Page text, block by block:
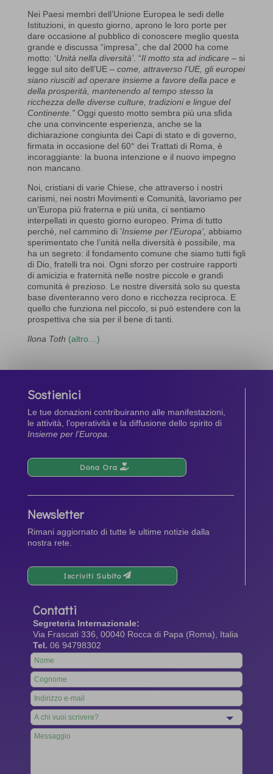
Nei Paesi membri dell’Unione Europea le sedi delle
Istituzioni, in questo giorno, aprono le loro porte per
dare occasione al pubblico di conoscere meglio questa
grande e discussa “impresa”, che dal 2000 ha come
motto: ‘Unità nella diversità’. “Il motto sta ad indicare– si
legge sul sito dell’UE – come, attraverso l’UE, gli europei
siano riusciti ad operare insieme a favore della pace e
della prosperità, mantenendo al tempo stesso la
ricchezza delle diverse culture, tradizioni e lingue del
Continente.”Oggi questo motto sembra più una sfida
che una convincente esperienza, anche se la
dichiarazione congiunta dei Capi di stato e di governo,
firmata in occasione del 60° dei Trattati di Roma, è
incoraggiante: la buona intenzione e il nuovo impegno
non mancano.
Noi, cristiani di varie Chiese, che attraverso i nostri
carismi, nei nostri Movimenti e Comunità, lavoriamo per
un’Europa più fraterna e più unita, ci sentiamo
interpellati in questo giorno europeo. Prima di tutto
perché, nel cammino di ’Insieme per l’Europa’, abbiamo
sperimentato che l’unità nella diversità è possibile, ma
ha un segreto: il fondamento comune che siamo tutti figli
di Dio, fratelli tra noi. Ogni sforzo per costruire rapporti
di amicizia e fraternità nelle nostre piccole e grandi
comunità è prezioso. Le nostre diversità solo su questa
base diventeranno vero dono e ricchezza reciproca. E
quello che funziona nel piccolo, si può estendere con la
prospettiva che sia per il bene di tanti.
Ilona Toth (altro…)
Sostienici
Le tue donazioni contribuiranno alle manifestazioni,
le attività, l’operatività e la diffusione dello spirito di
Insieme per l’Europa
Dona Ora
Newsletter
Rimani aggiornato di tutte le ultime notizie dalla
nostra rete.
Iscriviti Subito
Contatti
Segreteria Internazionale:
Via Frascati 336, 00040 Rocca di Papa (Roma), Italia
Tel. 06 94798302
Leave
this
field
blank